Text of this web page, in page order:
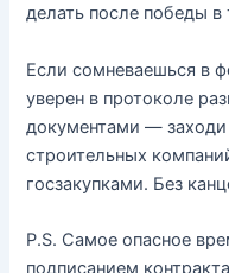
делать после победы
Если сомневаешься в
уверен в протоколе
документами —
строительных
госзакупками. Без
P.S. Самое опасное
подписанием